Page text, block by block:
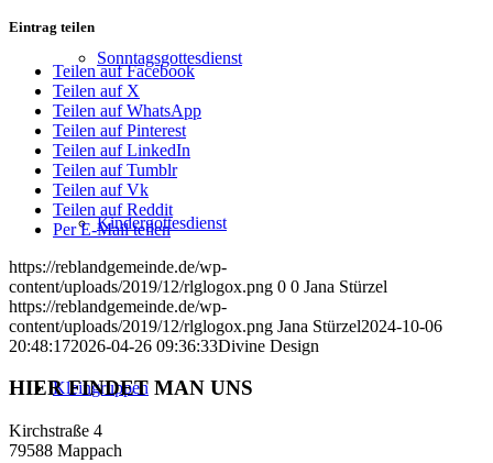
Sonntagsgottesdienst
Kindergottesdienst
Kleingruppen
Eintrag teilen
Teilen auf Facebook
Teilen auf X
Teilen auf WhatsApp
Teilen auf Pinterest
Teilen auf LinkedIn
Teilen auf Tumblr
Teilen auf Vk
Teilen auf Reddit
Per E-Mail teilen
https://reblandgemeinde.de/wp-
content/uploads/2019/12/rlglogox.png 0 0 Jana Stürzel
https://reblandgemeinde.de/wp-
content/uploads/2019/12/rlglogox.png Jana Stürzel2024-10-06
20:48:172026-04-26 09:36:33Divine Design
HIER FINDET MAN UNS
Kirchstraße 4
79588 Mappach